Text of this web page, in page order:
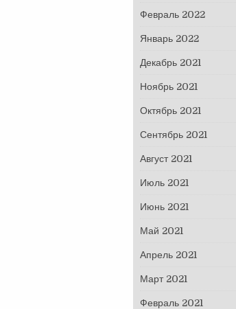
Февраль 2022
Январь 2022
Декабрь 2021
Ноябрь 2021
Октябрь 2021
Сентябрь 2021
Август 2021
Июль 2021
Июнь 2021
Май 2021
Апрель 2021
Март 2021
Февраль 2021